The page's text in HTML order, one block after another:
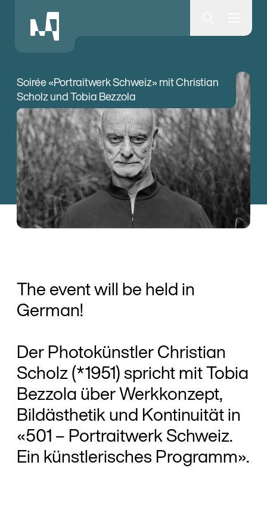
Museumsquartier Bern
Soirée «Portraitwerk Schweiz» mit Christian
Scholz und Tobia Bezzola
The event will be held in
German!
Der Photokünstler Christian
Scholz (*1951) spricht mit Tobia
Bezzola über Werkkonzept,
Bildästhetik und Kontinuität in
«501 – Portraitwerk Schweiz.
Ein künstlerisches Programm».